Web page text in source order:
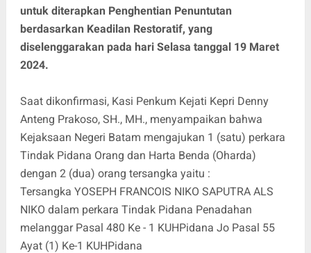
untuk diterapkan Penghentian Penuntutan
berdasarkan Keadilan Restoratif, yang
diselenggarakan pada hari Selasa tanggal 19 Maret
2024.
Saat dikonfirmasi, Kasi Penkum Kejati Kepri Denny
Anteng Prakoso, SH., MH., menyampaikan bahwa
Kejaksaan Negeri Batam mengajukan 1 (satu) perkara
Tindak Pidana Orang dan Harta Benda (Oharda)
dengan 2 (dua) orang tersangka yaitu :
Tersangka YOSEPH FRANCOIS NIKO SAPUTRA ALS
NIKO dalam perkara Tindak Pidana Penadahan
melanggar Pasal 480 Ke - 1 KUHPidana Jo Pasal 55
Ayat (1) Ke-1 KUHPidana